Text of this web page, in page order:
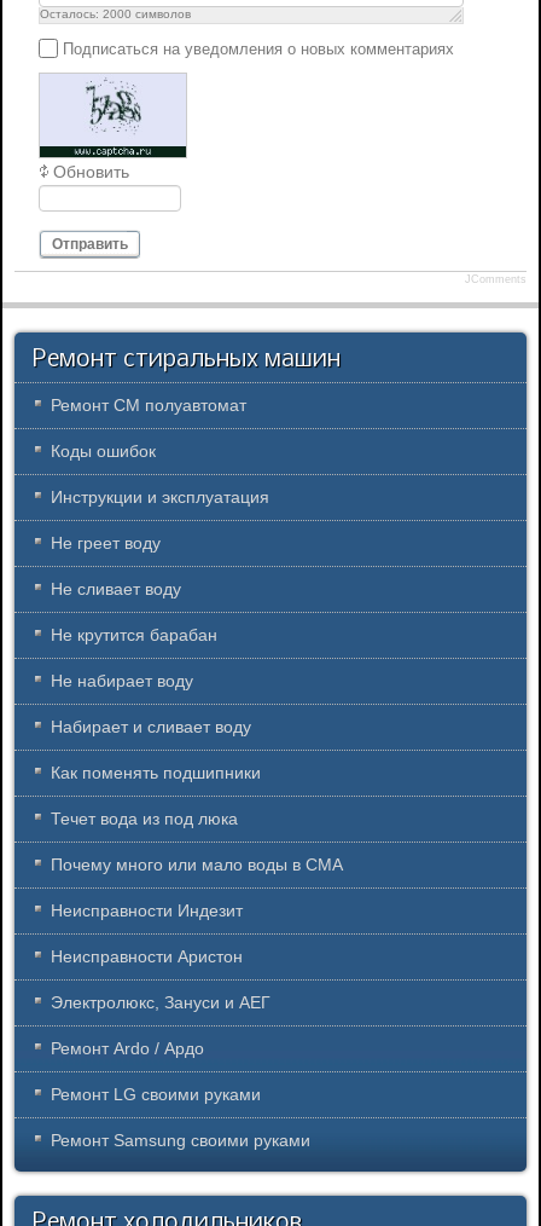
Осталось: 2000 символов
Подписаться на уведомления о новых комментариях
Обновить
Отправить
JComments
Ремонт стиральных машин
Ремонт СМ полуавтомат
Коды ошибок
Инструкции и эксплуатация
Не греет воду
Не сливает воду
Не крутится барабан
Не набирает воду
Набирает и сливает воду
Как поменять подшипники
Течет вода из под люка
Почему много или мало воды в СМА
Неисправности Индезит
Неисправности Аристон
Электролюкс, Зануси и АЕГ
Ремонт Ardo / Ардо
Ремонт LG своими руками
Ремонт Samsung своими руками